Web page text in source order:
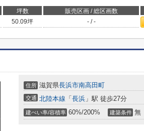
坪数 販売区画 / 総区画数
50.09坪 - / -
住所 滋賀県長浜市南高田町
交通 北陸本線 「 長浜 」駅 徒歩27分
建ぺい率/容積率 60%/200% 建築条件 無